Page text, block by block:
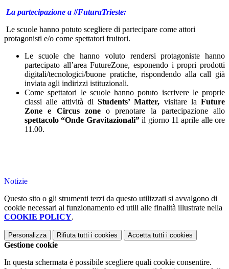
La partecipazione a #FuturaTrieste:
Le scuole hanno potuto scegliere di partecipare come attori
protagonisti e/o come spettatori fruitori.
Le scuole che hanno voluto rendersi protagoniste hanno
partecipato all’area FutureZone, esponendo i propri prodotti
digitali/tecnologici/buone pratiche, rispondendo alla call già
inviata agli indirizzi istituzionali.
Come spettatori le scuole hanno potuto iscrivere le proprie
classi alle attività di Students’ Matter, visitare la Future
Zone e Circus zoneo prenotare la partecipazione allo
spettacolo “Onde Gravitazionali”il giorno 11 aprile alle ore
11.00.
Notizie
Questo sito o gli strumenti terzi da questo utilizzati si avvalgono di
cookie necessari al funzionamento ed utili alle finalità illustrate nella
COOKIE POLICY.
Personalizza Rifiuta tutti i cookies Accetta tutti i cookies
Gestione cookie
In questa schermata è possibile scegliere quali cookie consentire.